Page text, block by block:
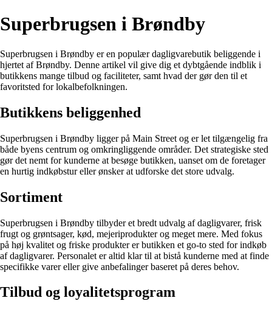
Superbrugsen i Brøndby
Superbrugsen i Brøndby er en populær dagligvarebutik beliggende i
hjertet af Brøndby. Denne artikel vil give dig et dybtgående indblik i
butikkens mange tilbud og faciliteter, samt hvad der gør den til et
favoritsted for lokalbefolkningen.
Butikkens beliggenhed
Superbrugsen i Brøndby ligger på Main Street og er let tilgængelig fra
både byens centrum og omkringliggende områder. Det strategiske sted
gør det nemt for kunderne at besøge butikken, uanset om de foretager
en hurtig indkøbstur eller ønsker at udforske det store udvalg.
Sortiment
Superbrugsen i Brøndby tilbyder et bredt udvalg af dagligvarer, frisk
frugt og grøntsager, kød, mejeriprodukter og meget mere. Med fokus
på høj kvalitet og friske produkter er butikken et go-to sted for indkøb
af dagligvarer. Personalet er altid klar til at bistå kunderne med at finde
specifikke varer eller give anbefalinger baseret på deres behov.
Tilbud og loyalitetsprogram